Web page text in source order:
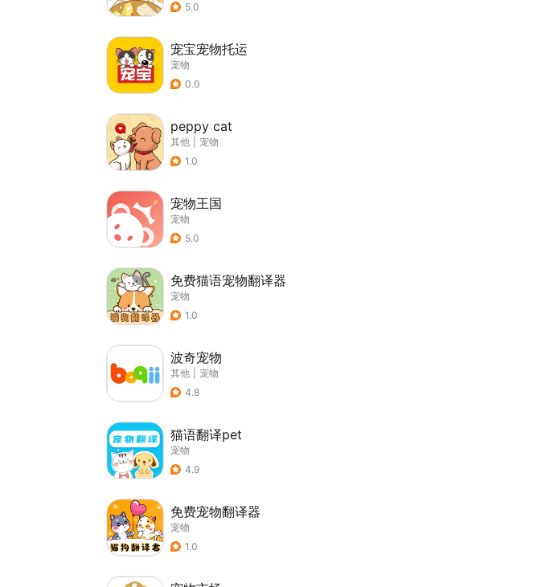
5.0
宠宝宠物托运
宠物
0.0
peppy cat
其他
宠物
1.0
宠物王国
宠物
5.0
免费猫语宠物翻译器
宠物
1.0
波奇宠物
其他
宠物
4.8
猫语翻译pet
宠物
4.9
免费宠物翻译器
宠物
1.0